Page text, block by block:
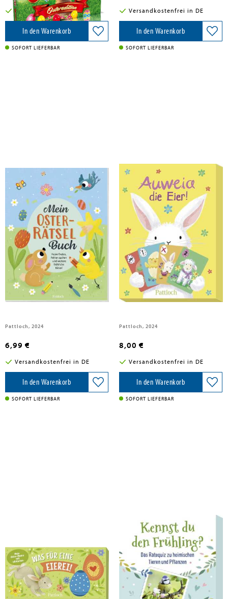
Versandkostenfrei in DE
In den Warenkorb
SOFORT LIEFERBAR
Versandkostenfrei in DE
In den Warenkorb
SOFORT LIEFERBAR
Mein Oster-Rätselbuch
Pattloch, 2024
6,99 €
Versandkostenfrei in DE
In den Warenkorb
SOFORT LIEFERBAR
Auweia, die Eier!
Pattloch, 2024
8,00 €
Versandkostenfrei in DE
In den Warenkorb
SOFORT LIEFERBAR